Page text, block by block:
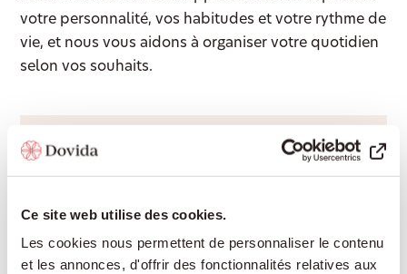
Ce site web utilise des cookies.
Les cookies nous permettent de personnaliser le contenu
et les annonces, d'offrir des fonctionnalités relatives aux
votre personnalité, vos habitudes et votre rythme de
vie, et nous vous aidons à organiser votre quotidien
selon vos souhaits.
Accompagnement 24/24
Une présence rassurante de jour comme de
établissement médico-social.